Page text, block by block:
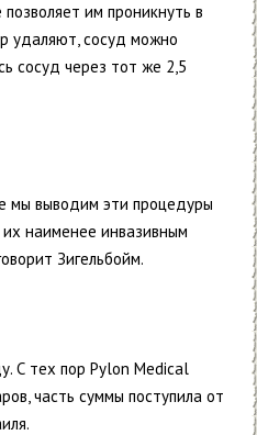
им проникнуть в
удаляют, сосуд можно
сосуд через тот же 2,5
мы выводим эти процедуры
наименее инвазивным
Зигельбойм.
С тех пор Pylon Medical
часть суммы поступила от